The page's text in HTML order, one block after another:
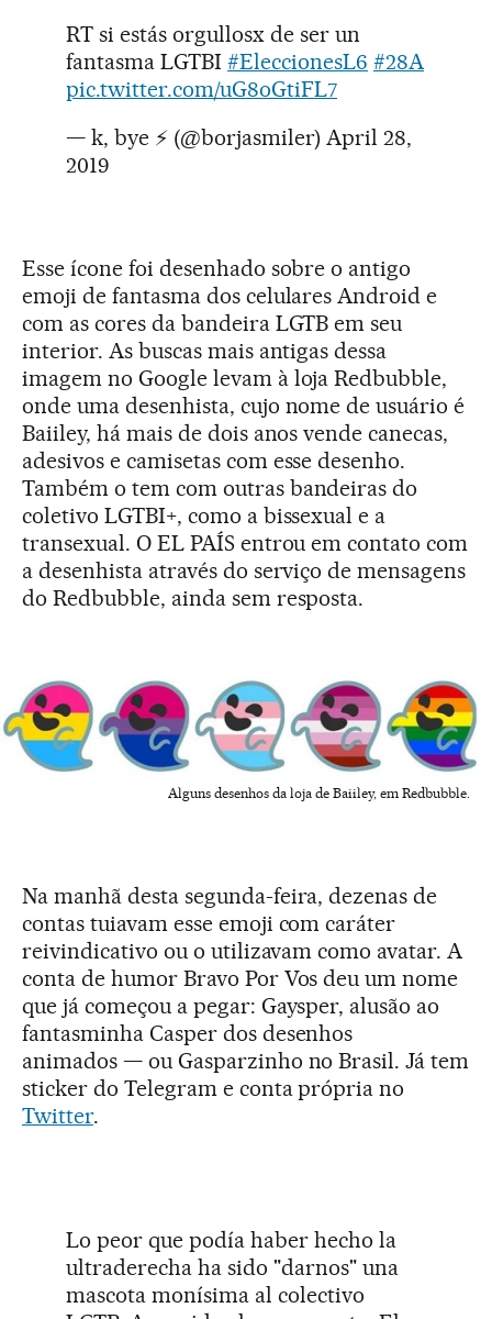
RT si estás orgullosx de ser un
fantasma LGTBI #EleccionesL6 #28A
pic.twitter.com/uG8oGtiFL7
— k, bye ⚡️ (@borjasmiler) April 28,
2019
Esse ícone foi desenhado sobre o antigo
emoji de fantasma dos celulares Android e
com as cores da bandeira LGTB em seu
interior. As buscas mais antigas dessa
imagem no Google levam à loja Redbubble,
onde uma desenhista, cujo nome de usuário é
Baiiley, há mais de dois anos vende canecas,
adesivos e camisetas com esse desenho.
Também o tem com outras bandeiras do
coletivo LGTBI+, como a bissexual e a
transexual. O EL PAÍS entrou em contato com
a desenhista através do serviço de mensagens
do Redbubble, ainda sem resposta.
Alguns desenhos da loja de Baiiley, em Redbubble.
Na manhã desta segunda-feira, dezenas de
contas tuiavam esse emoji com caráter
reivindicativo ou o utilizavam como avatar. A
conta de humor Bravo Por Vos deu um nome
que já começou a pegar: Gaysper, alusão ao
fantasminha Casper dos desenhos
animados — ou Gasparzinho no Brasil. Já tem
sticker do Telegram e conta própria no
Twitter.
Lo peor que podía haber hecho la
ultraderecha ha sido "darnos" una
mascota monísima al colectivo